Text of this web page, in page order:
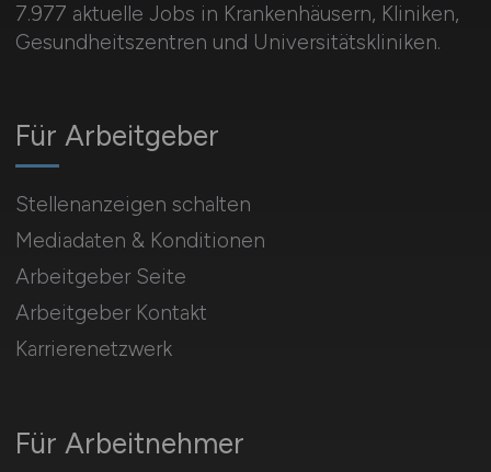
7.977 aktuelle Jobs in Krankenhäusern, Kliniken,
Gesundheitszentren und Universitätskliniken.
Für Arbeitnehmer
Für Arbeitgeber
Stellenanzeigen schalten
Mediadaten & Konditionen
Arbeitgeber Seite
Arbeitgeber Kontakt
Karrierenetzwerk